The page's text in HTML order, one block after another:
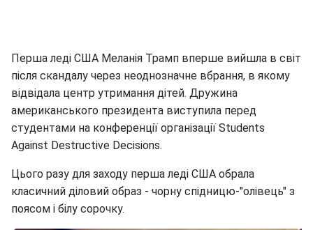
Перша леді США Меланія Трамп вперше вийшла в світ
після скандалу через неоднозначне вбрання, в якому
відвідала центр утримання дітей. Дружина
американського президента виступила перед
студентами на конференції організації Students
Against Destructive Decisions.
Цього разу для заходу перша леді США обрала
класичний діловий образ - чорну спідницю-"олівець" з
поясом і білу сорочку.